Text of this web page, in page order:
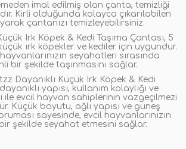
imal edilmiş olan çanta, temizliği
Kirli olduğunda kolayca çıkarılabilen
çantanızı temizleyebilirsiniz.
Irk Köpek & Kedi Taşıma Çantası, 5
ırk köpekler ve kediler için uygundur.
seyahatleri sırasında
bir şekilde taşınmasını sağlar.
Dayanıklı Küçük Irk Köpek & Kedi
yapısı, kullanım kolaylığı ve
ile evcil hayvan sahiplerinin vazgeçilmezi
Küçük boyutu, ağlı yapısı ve güneş
sayesinde, evcil hayvanlarınızın
şekilde seyahat etmesini sağlar.